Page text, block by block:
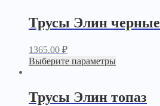
Трусы Элин черные
1365.00 ₽
Выберите параметры
Трусы Элин топаз